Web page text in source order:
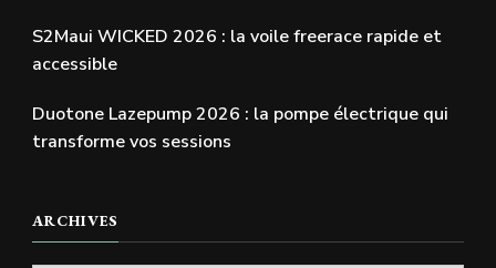
S2Maui WICKED 2026 : la voile freerace rapide et
accessible
Duotone Lazepump 2026 : la pompe électrique qui
transforme vos sessions
ARCHIVES